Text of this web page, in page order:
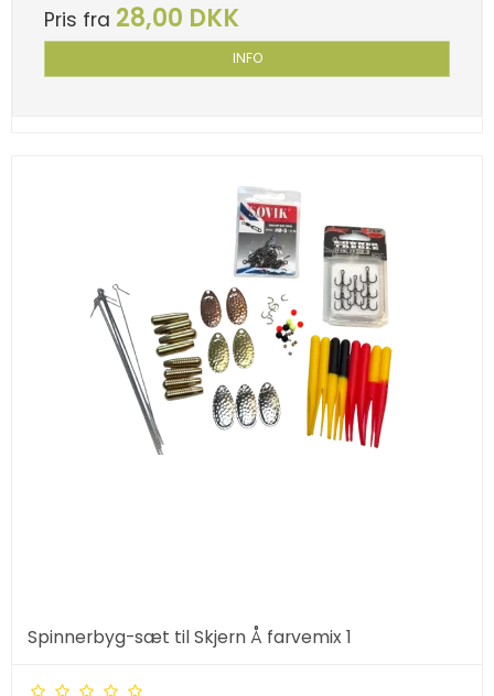
Pris fra 28,00 DKK
INFO
Spinnerbyg-sæt til Skjern Å farvemix 1